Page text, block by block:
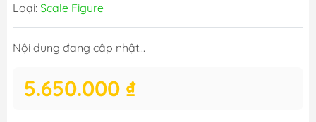
Loại: Scale Figure
Nội dung đang cập nhật...
5.650.000 ₫